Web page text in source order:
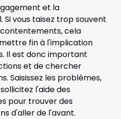
et la
vous taisez trop souvent
cela
fin à l'implication
Il est donc important
et de chercher
Saisissez les problèmes,
l'aide des
pour trouver des
d'aller de l'avant.